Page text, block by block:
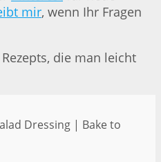
mir, wenn Ihr Fragen
die man leicht